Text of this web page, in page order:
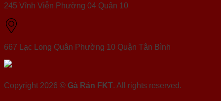
245 Vĩnh Viễn Phường 04 Quận 10
667 Lạc Long Quân Phường 10 Quận Tân Bình
Copyright 2026 © Gà Rán FKT. All rights reserved.